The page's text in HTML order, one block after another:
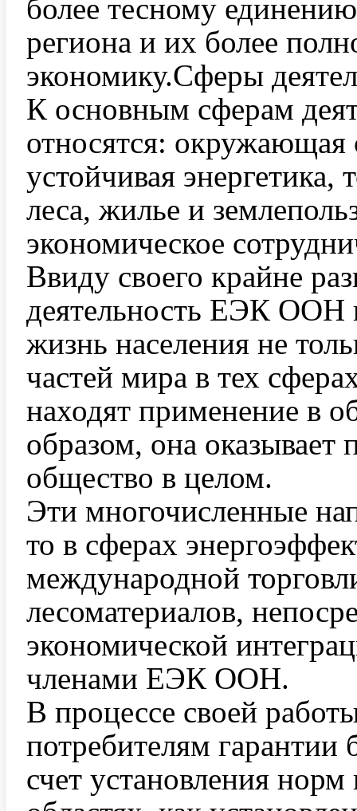
более тесному
региона и их более
экономику.Сферы
К основным сферам
относятся: окружающая
устойчивая энергетика,
леса, жилье и
экономическое
Ввиду своего крайне
деятельность ЕЭК ООН
жизнь населения не
частей мира в тех
находят применение в
образом, она оказывает
общество в целом.
Эти многочисленные
то в сферах
международной
лесоматериалов,
экономической
членами ЕЭК ООН.
В процессе своей
потребителям гарантии
счет установления